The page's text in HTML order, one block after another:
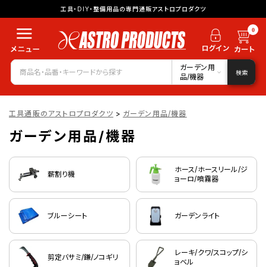
工具・DIY・整備用品の専門通販アストロプロダクツ
0
ガーデン用
品/機器
検索
工具通販のアストロプロダクツ > ガーデン用品/機器
ガーデン用品/機器
薪割り機
ホース/ホースリール/ジ
ョーロ/噴霧器
ブルーシート ガーデンライト
剪定バサミ/鎌/ノコギリ
レーキ/クワ/スコップ/シ
ョベル